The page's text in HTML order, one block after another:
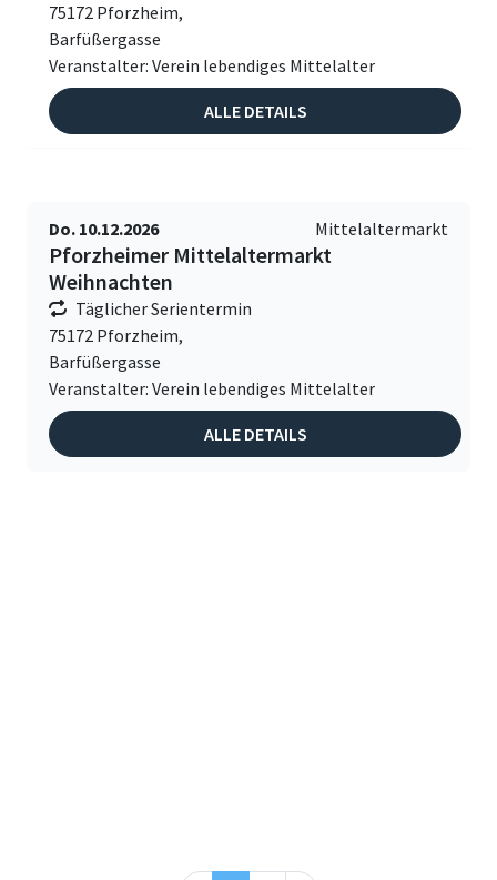
75172 Pforzheim,
Barfüßergasse
Veranstalter: Verein lebendiges Mittelalter
ALLE DETAILS
Do. 10.12.2026 Mittelaltermarkt
Pforzheimer Mittelaltermarkt
Weihnachten
Täglicher Serientermin
75172 Pforzheim,
Barfüßergasse
Veranstalter: Verein lebendiges Mittelalter
ALLE DETAILS